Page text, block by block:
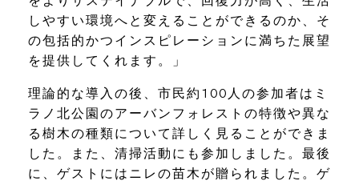
しやすい環境へと変えることができるのか、そ
の包括的かつインスピレーションに満ちた展望
を提供してくれます。」
理論的な導入の後、市民約100人の参加者はミ
ラノ北公園のアーバンフォレストの特徴や異な
る樹木の種類について詳しく見ることができま
した。また、清掃活動にも参加しました。最後
に、ゲストにはニレの苗木が贈られました。ゲ